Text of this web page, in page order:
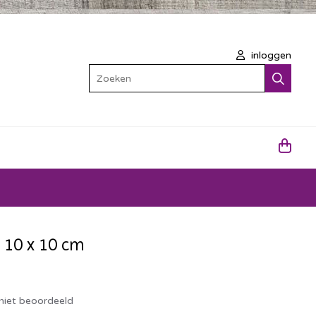
inloggen
x 10 cm
beoordeeld